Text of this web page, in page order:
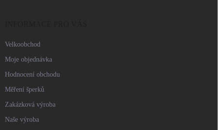
Velkoobchod
Moje objednávka
Hodnocení obchodu
Měření šperků
Zakázková výroba
Naše výroba